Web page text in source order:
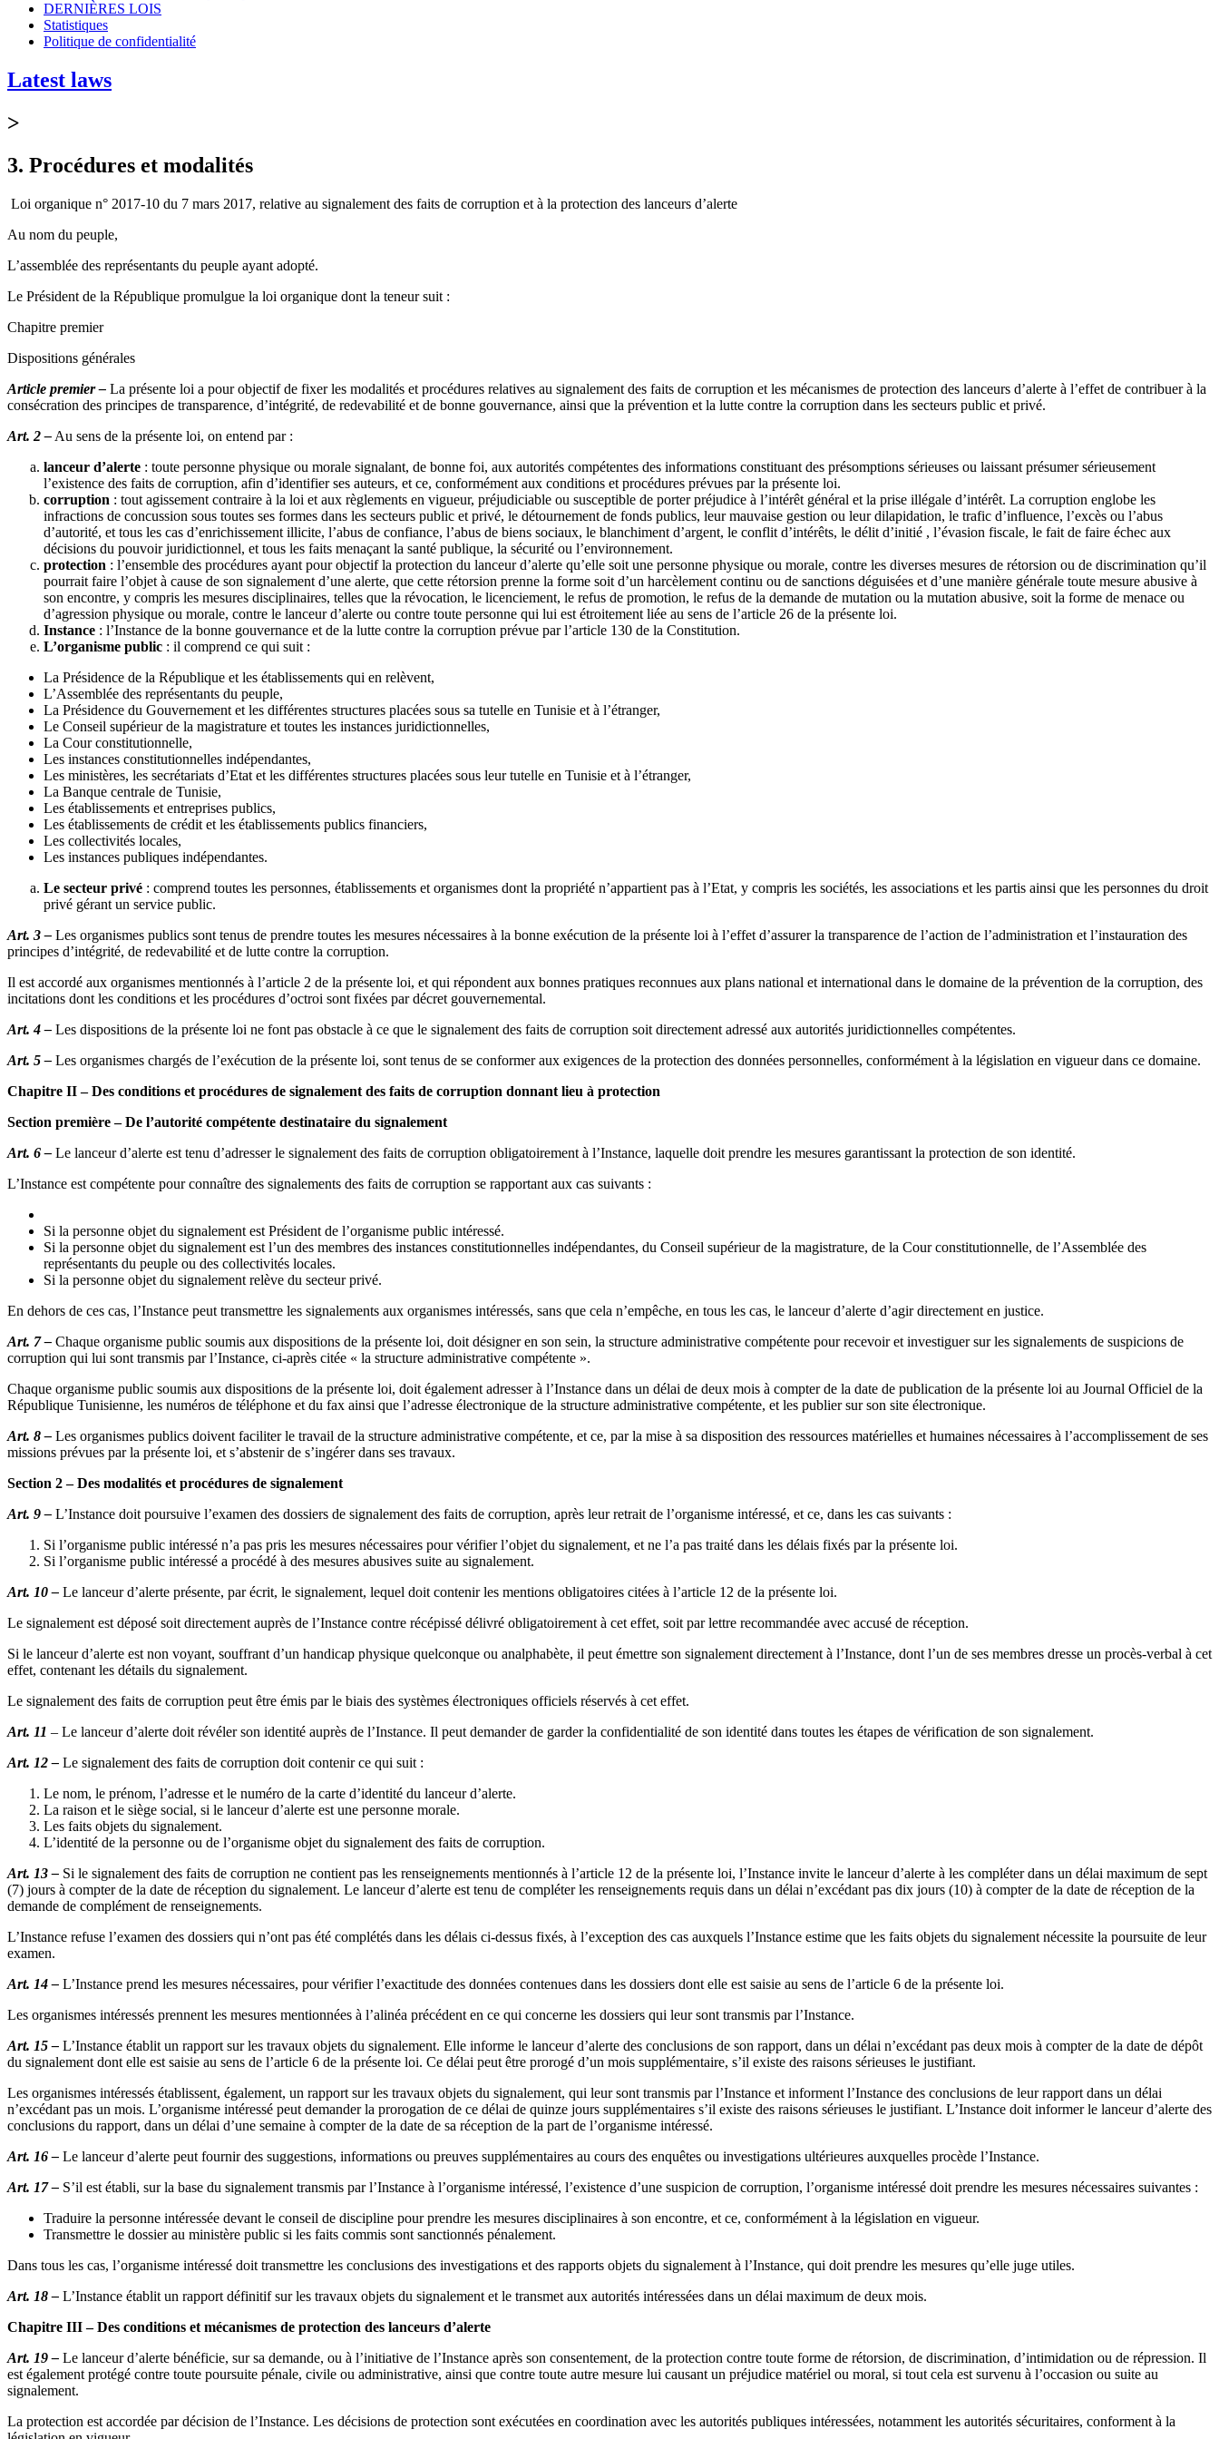
DERNIÈRES LOIS
Statistiques
Politique de confidentialité
Latest laws
>
3. Procédures et modalités
Loi organique n° 2017-10 du 7 mars 2017, relative au signalement des faits de corruption et à la protection des lanceurs d’alerte
Au nom du peuple,
L’assemblée des représentants du peuple ayant adopté.
Le Président de la République promulgue la loi organique dont la teneur suit :
Chapitre premier
Dispositions générales
Article premier – La présente loi a pour objectif de fixer les modalités et procédures relatives au signalement des faits de corruption et les mécanismes de protection des lanceurs d’alerte à l’effet de contribuer à la
consécration des principes de transparence, d’intégrité, de redevabilité et de bonne gouvernance, ainsi que la prévention et la lutte contre la corruption dans les secteurs public et privé.
Art. 2 – Au sens de la présente loi, on entend par :
lanceur d’alerte : toute personne physique ou morale signalant, de bonne foi, aux autorités compétentes des informations constituant des présomptions sérieuses ou laissant présumer sérieusement
l’existence des faits de corruption, afin d’identifier ses auteurs, et ce, conformément aux conditions et procédures prévues par la présente loi.
corruption : tout agissement contraire à la loi et aux règlements en vigueur, préjudiciable ou susceptible de porter préjudice à l’intérêt général et la prise illégale d’intérêt. La corruption englobe les
infractions de concussion sous toutes ses formes dans les secteurs public et privé, le détournement de fonds publics, leur mauvaise gestion ou leur dilapidation, le trafic d’influence, l’excès ou l’abus
d’autorité, et tous les cas d’enrichissement illicite, l’abus de confiance, l’abus de biens sociaux, le blanchiment d’argent, le conflit d’intérêts, le délit d’initié , l’évasion fiscale, le fait de faire échec aux
décisions du pouvoir juridictionnel, et tous les faits menaçant la santé publique, la sécurité ou l’environnement.
protection : l’ensemble des procédures ayant pour objectif la protection du lanceur d’alerte qu’elle soit une personne physique ou morale, contre les diverses mesures de rétorsion ou de discrimination qu’il
pourrait faire l’objet à cause de son signalement d’une alerte, que cette rétorsion prenne la forme soit d’un harcèlement continu ou de sanctions déguisées et d’une manière générale toute mesure abusive à
son encontre, y compris les mesures disciplinaires, telles que la révocation, le licenciement, le refus de promotion, le refus de la demande de mutation ou la mutation abusive, soit la forme de menace ou
d’agression physique ou morale, contre le lanceur d’alerte ou contre toute personne qui lui est étroitement liée au sens de l’article 26 de la présente loi.
Instance : l’Instance de la bonne gouvernance et de la lutte contre la corruption prévue par l’article 130 de la Constitution.
L’organisme public : il comprend ce qui suit :
La Présidence de la République et les établissements qui en relèvent,
L’Assemblée des représentants du peuple,
La Présidence du Gouvernement et les différentes structures placées sous sa tutelle en Tunisie et à l’étranger,
Le Conseil supérieur de la magistrature et toutes les instances juridictionnelles,
La Cour constitutionnelle,
Les instances constitutionnelles indépendantes,
Les ministères, les secrétariats d’Etat et les différentes structures placées sous leur tutelle en Tunisie et à l’étranger,
La Banque centrale de Tunisie,
Les établissements et entreprises publics,
Les établissements de crédit et les établissements publics financiers,
Les collectivités locales,
Les instances publiques indépendantes.
Le secteur privé : comprend toutes les personnes, établissements et organismes dont la propriété n’appartient pas à l’Etat, y compris les sociétés, les associations et les partis ainsi que les personnes du droit
privé gérant un service public.
Art. 3 – Les organismes publics sont tenus de prendre toutes les mesures nécessaires à la bonne exécution de la présente loi à l’effet d’assurer la transparence de l’action de l’administration et l’instauration des
principes d’intégrité, de redevabilité et de lutte contre la corruption.
Il est accordé aux organismes mentionnés à l’article 2 de la présente loi, et qui répondent aux bonnes pratiques reconnues aux plans national et international dans le domaine de la prévention de la corruption, des
incitations dont les conditions et les procédures d’octroi sont fixées par décret gouvernemental.
Art. 4 – Les dispositions de la présente loi ne font pas obstacle à ce que le signalement des faits de corruption soit directement adressé aux autorités juridictionnelles compétentes.
Art. 5 – Les organismes chargés de l’exécution de la présente loi, sont tenus de se conformer aux exigences de la protection des données personnelles, conformément à la législation en vigueur dans ce domaine.
Chapitre II – Des conditions et procédures de signalement des faits de corruption donnant lieu à protection
Section première – De l’autorité compétente destinataire du signalement
Art. 6 – Le lanceur d’alerte est tenu d’adresser le signalement des faits de corruption obligatoirement à l’Instance, laquelle doit prendre les mesures garantissant la protection de son identité.
L’Instance est compétente pour connaître des signalements des faits de corruption se rapportant aux cas suivants :
Si la personne objet du signalement est Président de l’organisme public intéressé.
Si la personne objet du signalement est l’un des membres des instances constitutionnelles indépendantes, du Conseil supérieur de la magistrature, de la Cour constitutionnelle, de l’Assemblée des
représentants du peuple ou des collectivités locales.
Si la personne objet du signalement relève du secteur privé.
En dehors de ces cas, l’Instance peut transmettre les signalements aux organismes intéressés, sans que cela n’empêche, en tous les cas, le lanceur d’alerte d’agir directement en justice.
Art. 7 – Chaque organisme public soumis aux dispositions de la présente loi, doit désigner en son sein, la structure administrative compétente pour recevoir et investiguer sur les signalements de suspicions de
corruption qui lui sont transmis par l’Instance, ci-après citée « la structure administrative compétente ».
Chaque organisme public soumis aux dispositions de la présente loi, doit également adresser à l’Instance dans un délai de deux mois à compter de la date de publication de la présente loi au Journal Officiel de la
République Tunisienne, les numéros de téléphone et du fax ainsi que l’adresse électronique de la structure administrative compétente, et les publier sur son site électronique.
Art. 8 – Les organismes publics doivent faciliter le travail de la structure administrative compétente, et ce, par la mise à sa disposition des ressources matérielles et humaines nécessaires à l’accomplissement de ses
missions prévues par la présente loi, et s’abstenir de s’ingérer dans ses travaux.
Section 2 – Des modalités et procédures de signalement
Art. 9 – L’Instance doit poursuive l’examen des dossiers de signalement des faits de corruption, après leur retrait de l’organisme intéressé, et ce, dans les cas suivants :
Si l’organisme public intéressé n’a pas pris les mesures nécessaires pour vérifier l’objet du signalement, et ne l’a pas traité dans les délais fixés par la présente loi.
Si l’organisme public intéressé a procédé à des mesures abusives suite au signalement.
Art. 10 – Le lanceur d’alerte présente, par écrit, le signalement, lequel doit contenir les mentions obligatoires citées à l’article 12 de la présente loi.
Le signalement est déposé soit directement auprès de l’Instance contre récépissé délivré obligatoirement à cet effet, soit par lettre recommandée avec accusé de réception.
Si le lanceur d’alerte est non voyant, souffrant d’un handicap physique quelconque ou analphabète, il peut émettre son signalement directement à l’Instance, dont l’un de ses membres dresse un procès-verbal à cet
effet, contenant les détails du signalement.
Le signalement des faits de corruption peut être émis par le biais des systèmes électroniques officiels réservés à cet effet.
Art. 11 – Le lanceur d’alerte doit révéler son identité auprès de l’Instance. Il peut demander de garder la confidentialité de son identité dans toutes les étapes de vérification de son signalement.
Art. 12 – Le signalement des faits de corruption doit contenir ce qui suit :
Le nom, le prénom, l’adresse et le numéro de la carte d’identité du lanceur d’alerte.
La raison et le siège social, si le lanceur d’alerte est une personne morale.
Les faits objets du signalement.
L’identité de la personne ou de l’organisme objet du signalement des faits de corruption.
Art. 13 – Si le signalement des faits de corruption ne contient pas les renseignements mentionnés à l’article 12 de la présente loi, l’Instance invite le lanceur d’alerte à les compléter dans un délai maximum de sept
(7) jours à compter de la date de réception du signalement. Le lanceur d’alerte est tenu de compléter les renseignements requis dans un délai n’excédant pas dix jours (10) à compter de la date de réception de la
demande de complément de renseignements.
L’Instance refuse l’examen des dossiers qui n’ont pas été complétés dans les délais ci-dessus fixés, à l’exception des cas auxquels l’Instance estime que les faits objets du signalement nécessite la poursuite de leur
examen.
Art. 14 – L’Instance prend les mesures nécessaires, pour vérifier l’exactitude des données contenues dans les dossiers dont elle est saisie au sens de l’article 6 de la présente loi.
Les organismes intéressés prennent les mesures mentionnées à l’alinéa précédent en ce qui concerne les dossiers qui leur sont transmis par l’Instance.
Art. 15 – L’Instance établit un rapport sur les travaux objets du signalement. Elle informe le lanceur d’alerte des conclusions de son rapport, dans un délai n’excédant pas deux mois à compter de la date de dépôt
du signalement dont elle est saisie au sens de l’article 6 de la présente loi. Ce délai peut être prorogé d’un mois supplémentaire, s’il existe des raisons sérieuses le justifiant.
Les organismes intéressés établissent, également, un rapport sur les travaux objets du signalement, qui leur sont transmis par l’Instance et informent l’Instance des conclusions de leur rapport dans un délai
n’excédant pas un mois. L’organisme intéressé peut demander la prorogation de ce délai de quinze jours supplémentaires s’il existe des raisons sérieuses le justifiant. L’Instance doit informer le lanceur d’alerte des
conclusions du rapport, dans un délai d’une semaine à compter de la date de sa réception de la part de l’organisme intéressé.
Art. 16 – Le lanceur d’alerte peut fournir des suggestions, informations ou preuves supplémentaires au cours des enquêtes ou investigations ultérieures auxquelles procède l’Instance.
Art. 17 – S’il est établi, sur la base du signalement transmis par l’Instance à l’organisme intéressé, l’existence d’une suspicion de corruption, l’organisme intéressé doit prendre les mesures nécessaires suivantes :
Traduire la personne intéressée devant le conseil de discipline pour prendre les mesures disciplinaires à son encontre, et ce, conformément à la législation en vigueur.
Transmettre le dossier au ministère public si les faits commis sont sanctionnés pénalement.
Dans tous les cas, l’organisme intéressé doit transmettre les conclusions des investigations et des rapports objets du signalement à l’Instance, qui doit prendre les mesures qu’elle juge utiles.
Art. 18 – L’Instance établit un rapport définitif sur les travaux objets du signalement et le transmet aux autorités intéressées dans un délai maximum de deux mois.
Chapitre III – Des conditions et mécanismes de protection des lanceurs d’alerte
Art. 19 – Le lanceur d’alerte bénéficie, sur sa demande, ou à l’initiative de l’Instance après son consentement, de la protection contre toute forme de rétorsion, de discrimination, d’intimidation ou de répression. Il
est également protégé contre toute poursuite pénale, civile ou administrative, ainsi que contre toute autre mesure lui causant un préjudice matériel ou moral, si tout cela est survenu à l’occasion ou suite au
signalement.
La protection est accordée par décision de l’Instance. Les décisions de protection sont exécutées en coordination avec les autorités publiques intéressées, notamment les autorités sécuritaires, conforment à la